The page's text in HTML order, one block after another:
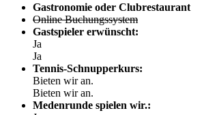
Gastronomie oder Clubrestaurant
Online Buchungssystem
Gastspieler erwünscht:
Ja
Ja
Tennis-Schnupperkurs:
Bieten wir an.
Bieten wir an.
Medenrunde spielen wir.: